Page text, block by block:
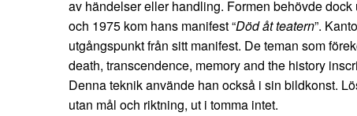
av händelser eller handling. Formen behövde
och 1975 kom hans manifest “Död åt teatern”.
utgångspunkt från sitt manifest. De teman som
death, transcendence, memory and the history
Denna teknik använde han också i sin bildkonst.
utan mål och riktning, ut i tomma intet.